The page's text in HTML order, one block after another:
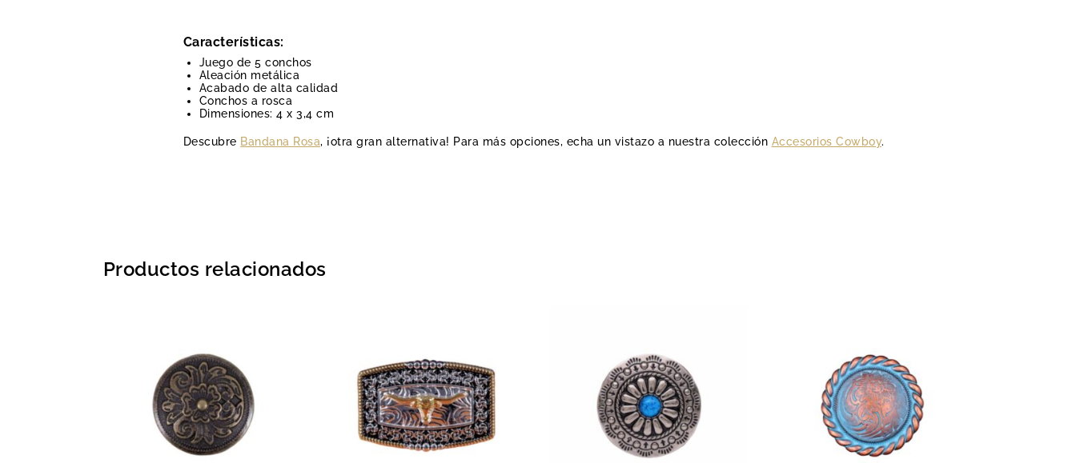
Características:
Juego de 5 conchos
Aleación metálica
Acabado de alta calidad
Conchos a rosca
Dimensiones: 4 x 3,4 cm
Descubre Bandana Rosa, ¡otra gran alternativa! Para más opciones, echa un vistazo a nuestra colección Accesorios Cowboy.
Productos relacionados